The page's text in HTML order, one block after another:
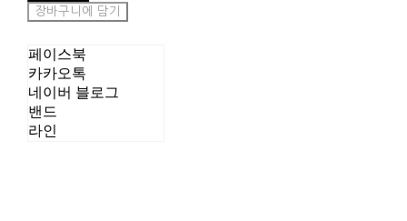
장바구니에 담기
페이스북
카카오톡
네이버 블로그
밴드
라인